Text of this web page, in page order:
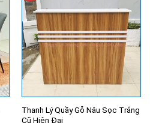
Thanh Lý Quầy Gỗ Nâu Sọc Trắng
Cũ Hiện Đại